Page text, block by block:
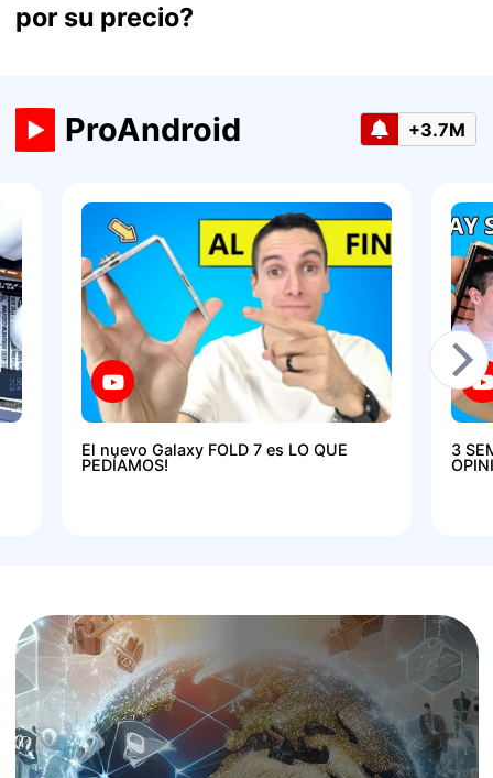
por su precio?
ProAndroid +3.7M
El nuevo Galaxy FOLD 7 es LO QUE
PEDÍAMOS!
3